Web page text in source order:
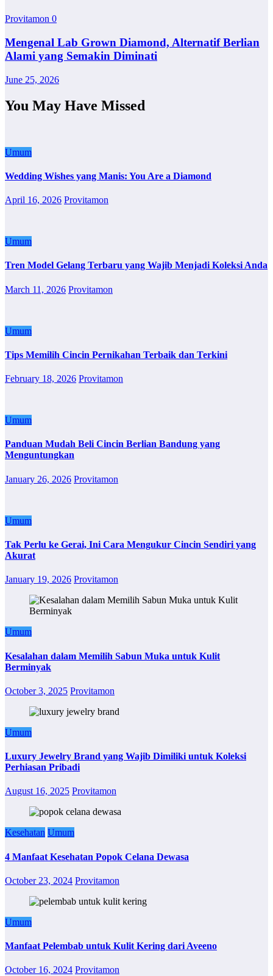
Provitamon 0
Mengenal Lab Grown Diamond, Alternatif Berlian
Alami yang Semakin Diminati
June 25, 2026
You May Have Missed
Umum
Wedding Wishes yang Manis: You Are a Diamond
April 16, 2026 Provitamon
Umum
Tren Model Gelang Terbaru yang Wajib Menjadi Koleksi Anda
March 11, 2026 Provitamon
Umum
Tips Memilih Cincin Pernikahan Terbaik dan Terkini
February 18, 2026 Provitamon
Umum
Panduan Mudah Beli Cincin Berlian Bandung yang
Menguntungkan
January 26, 2026 Provitamon
Umum
Tak Perlu ke Gerai, Ini Cara Mengukur Cincin Sendiri yang
Akurat
January 19, 2026 Provitamon
Umum
Kesalahan dalam Memilih Sabun Muka untuk Kulit
Berminyak
October 3, 2025 Provitamon
Umum
Luxury Jewelry Brand yang Wajib Dimiliki untuk Koleksi
Perhiasan Pribadi
August 16, 2025 Provitamon
Kesehatan Umum
4 Manfaat Kesehatan Popok Celana Dewasa
October 23, 2024 Provitamon
Umum
Manfaat Pelembab untuk Kulit Kering dari Aveeno
October 16, 2024 Provitamon